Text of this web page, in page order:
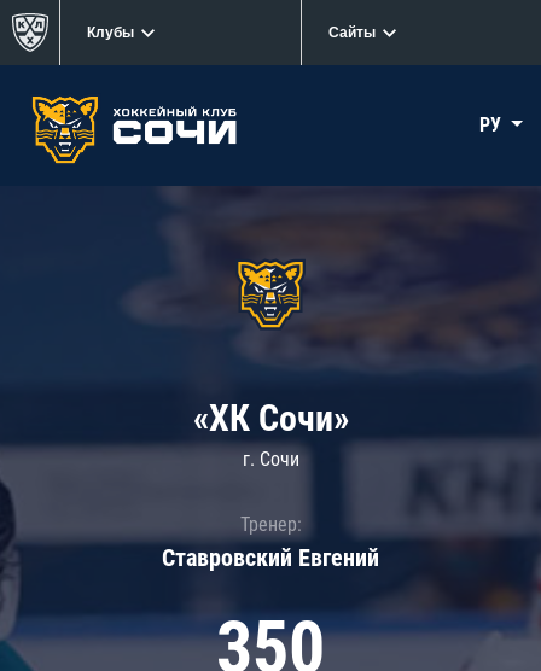
Клубы Сайты
РУ
«ХК Сочи»
г. Сочи
Тренер:
Ставровский Евгений
350